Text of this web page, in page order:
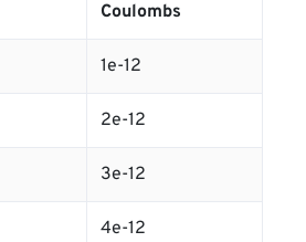
Coulombs
1e-12
2e-12
3e-12
4e-12